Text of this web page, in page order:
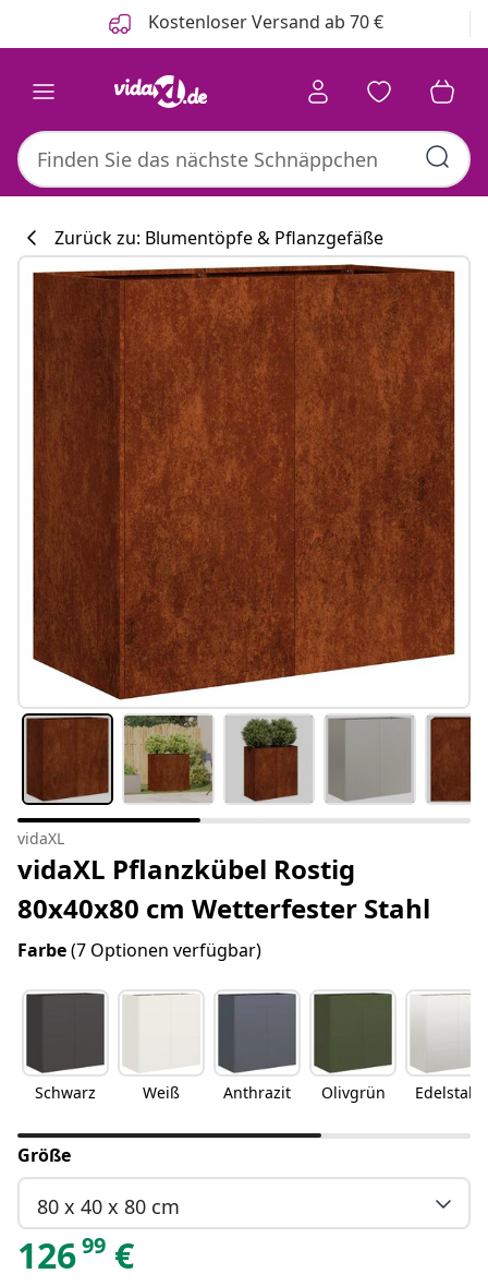
Kostenloser Versand ab 70 €
Zurück zu: Blumentöpfe & Pflanzgefäße
vidaXL
vidaXL Pflanzkübel Rostig
80x40x80 cm Wetterfester Stahl
Farbe(7 Optionen verfügbar)
Schwarz Weiß Anthrazit Olivgrün Edelstahl
Größe
80 x 40 x 80 cm
12699 €